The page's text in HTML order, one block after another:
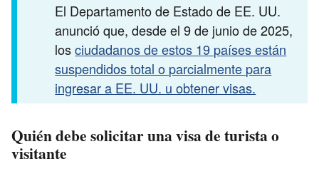
El Departamento de Estado de EE. UU.
anunció que, desde el 9 de junio de 2025,
losciudadanos de estos 19 países están
suspendidos total o parcialmente para
ingresar a EE. UU. u obtener visas.
Quién debe solicitar una visa de turista o
visitante